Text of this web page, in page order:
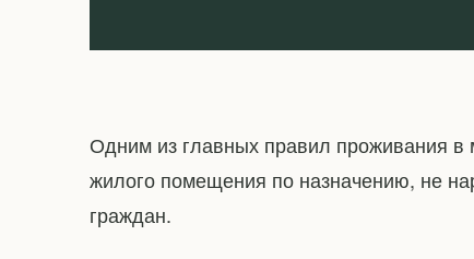
Одним из главных правил проживания в
жилого помещения по назначению, не
граждан.